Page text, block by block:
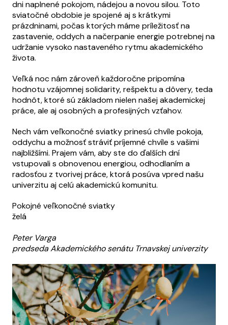
dni naplnené pokojom, nádejou a novou silou. Toto
sviatočné obdobie je spojené aj s krátkymi
prázdninami, počas ktorých máme príležitosť na
zastavenie, oddych a načerpanie energie potrebnej na
udržanie vysoko nastaveného rytmu akademického
života.
Veľká noc nám zároveň každoročne pripomína
hodnotu vzájomnej solidarity, rešpektu a dôvery, teda
hodnôt, ktoré sú základom nielen našej akademickej
práce, ale aj osobných a profesijných vzťahov.
Nech vám veľkonočné sviatky prinesú chvíle pokoja,
oddychu a možnosť stráviť príjemné chvíle s vašimi
najbližšími. Prajem vám, aby ste do ďalších dní
vstupovali s obnovenou energiou, odhodlaním a
radosťou z tvorivej práce, ktorá posúva vpred našu
univerzitu aj celú akademickú komunitu.
Pokojné veľkonočné sviatky
želá
Peter Varga
predseda Akademického senátu Trnavskej univerzity